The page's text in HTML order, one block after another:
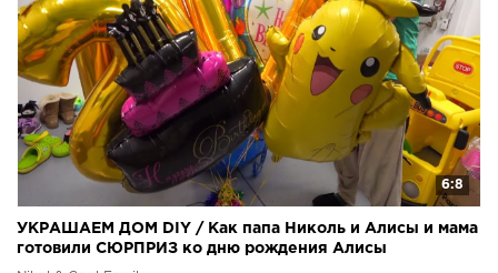
6:8
УКРАШАЕМ ДОМ DIY / Как папа Николь и Алисы и мама
готовили СЮРПРИЗ ко дню рождения Алисы